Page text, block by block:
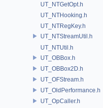
UT_NTGetOpt.h
UT_NTHooking.h
UT_NTRegKey.h
UT_NTStreamUtil.h
UT_NTUtil.h
UT_OBBox.h
UT_OBBox2D.h
UT_OFStream.h
UT_OldPerformance.h
UT_OpCaller.h